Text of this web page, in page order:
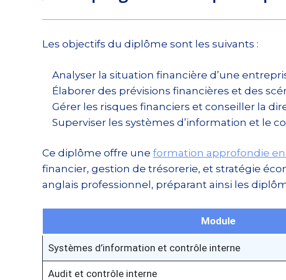
Les objectifs du diplôme sont les suivants :
Analyser la situation financière d’une
Élaborer des prévisions financières et des
Gérer les risques financiers et conseiller la
Superviser les systèmes d’information et le
Ce diplôme offre une formation approfondie
financier, gestion de trésorerie, et stratégie
anglais professionnel, préparant ainsi les
Module
Systèmes d’information et contrôle interne
Audit et contrôle interne